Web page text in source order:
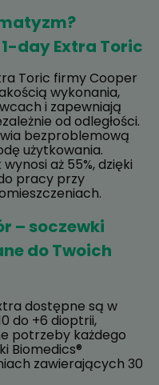
day Extra Toric
Toric firmy Cooper
wykonania,
i zapewniają
od odległości.
bezproblemową
użytkowania.
aż 55%, dzięki
pracy przy
– soczewki
do Twoich
dostępne są w
do +6 dioptrii,
potrzeby każdego
Biomedics®
zawierających 30